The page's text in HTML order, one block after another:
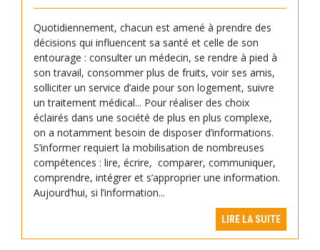
Quotidiennement, chacun est amené à prendre des
décisions qui influencent sa santé et celle de son
entourage : consulter un médecin, se rendre à pied à
son travail, consommer plus de fruits, voir ses amis,
solliciter un service d’aide pour son logement, suivre
un traitement médical... Pour réaliser des choix
éclairés dans une société de plus en plus complexe,
on a notamment besoin de disposer d’informations.
S’informer requiert la mobilisation de nombreuses
compétences : lire, écrire, comparer, communiquer,
comprendre, intégrer et s’approprier une information.
Aujourd’hui, si l’information...
LIRE LA SUITE